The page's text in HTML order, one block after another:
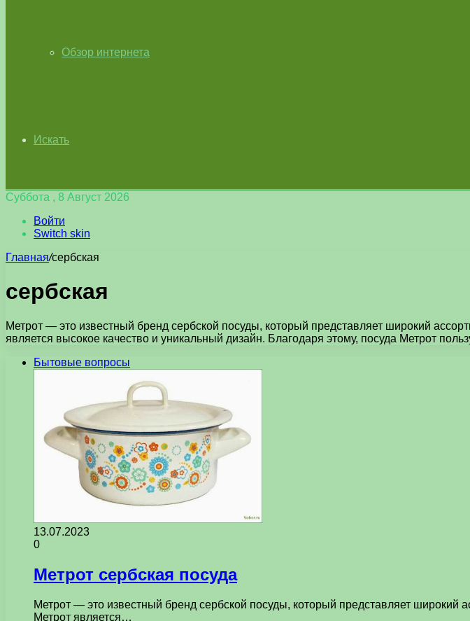
Обзор интернета
Искать
Суббота , 8 Август 2026
Войти
Switch skin
Главная/сербская
сербская
Метрот — это известный бренд сербской посуды, который представляет широкий
является высокое качество и уникальный дизайн. Благодаря этому, посуда Метрот
Бытовые вопросы
13.07.2023
0
Метрот сербская посуда
Метрот — это известный бренд сербской посуды, который представляет широкий
Метрот является…